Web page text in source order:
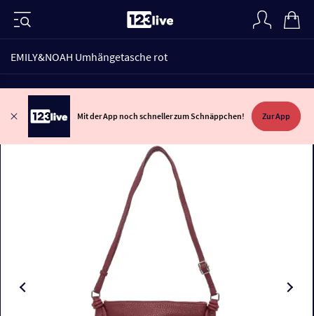
EMILY&NOAH Umhängetasche rot
Mit der App noch schneller zum Schnäppchen! Zur App